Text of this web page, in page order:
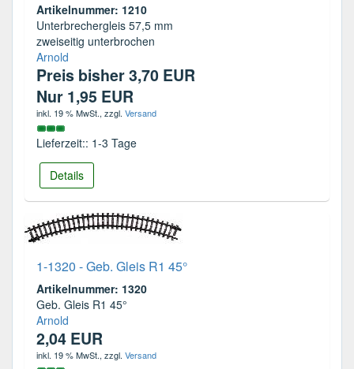
Artikelnummer: 1210
Unterbrechergleis 57,5 mm
zweiseitig unterbrochen
Arnold
Preis bisher 3,70 EUR
Nur 1,95 EUR
inkl. 19 % MwSt., zzgl. Versand
Lieferzeit:: 1-3 Tage
Details
1-1320 - Geb. Gleis R1 45°
Artikelnummer: 1320
Geb. Gleis R1 45°
Arnold
2,04 EUR
inkl. 19 % MwSt., zzgl. Versand